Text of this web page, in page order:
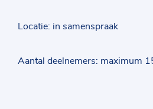
Locatie: in samenspraak
Aantal deelnemers: maximum